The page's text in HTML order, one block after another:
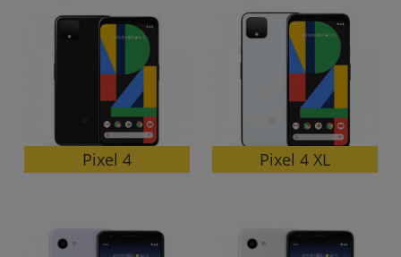
Pixel 4 Pixel 4 XL